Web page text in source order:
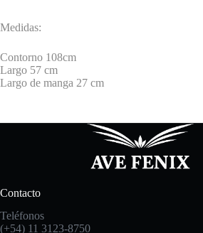
Medidas:
Contorno 108cm
Largo 57 cm
Largo de manga 27 cm
Contacto
Teléfonos
(+54) 11 3123-8750